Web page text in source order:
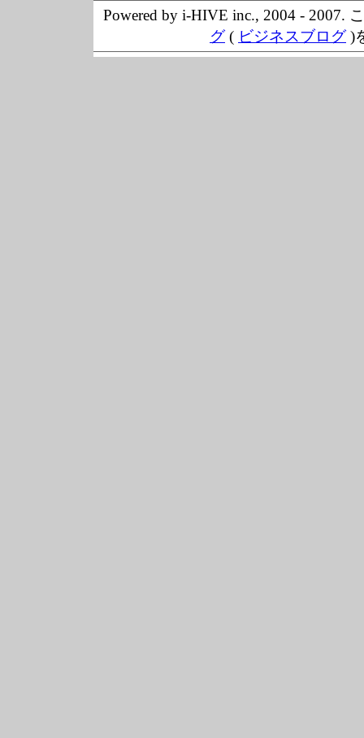
Powered by i-HIVE inc., 2004 - 2007.
グ( ビジネスブログ)